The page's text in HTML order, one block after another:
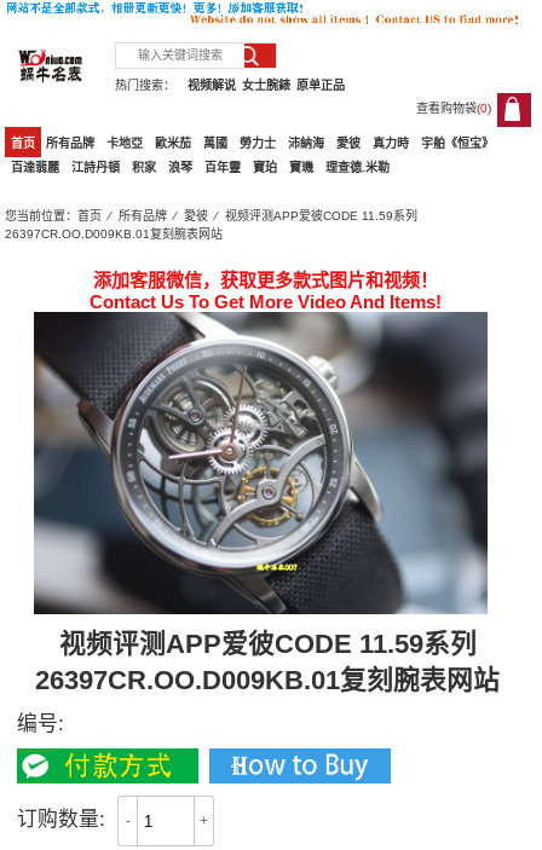
热门搜索： 原单正品
女士腕錶
视频解说
查看购物袋(0)
0
首页 所有品牌 卡地亞 歐米茄 萬國 勞力士 沛納海 愛彼 真力時
宇舶《恒宝》
百達翡麗
江詩丹頓 积家 浪琴 百年靈 寶珀 寶璣 理查德.米勒
您当前位置：首页 ⁄所有品牌 ⁄愛彼 ⁄ 视频评测APP爱彼CODE 11.59系列
26397CR.OO.D009KB.01复刻腕表网站
添加客服微信，获取更多款式图片和视频！
Contact Us To Get More Video And Items!
视频评测APP爱彼CODE 11.59系列
26397CR.OO.D009KB.01复刻腕表网站
编号:
订购数量: - +